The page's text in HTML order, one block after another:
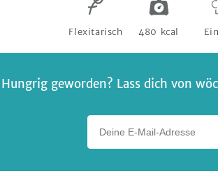
Flexitarisch 480 kcal
Hungrig geworden? Lass dich von